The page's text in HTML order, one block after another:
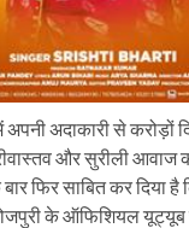
अदाकारी से करोड़ों
और सुरीली आवाज
फिर साबित कर दिया है
के ऑफिशियल